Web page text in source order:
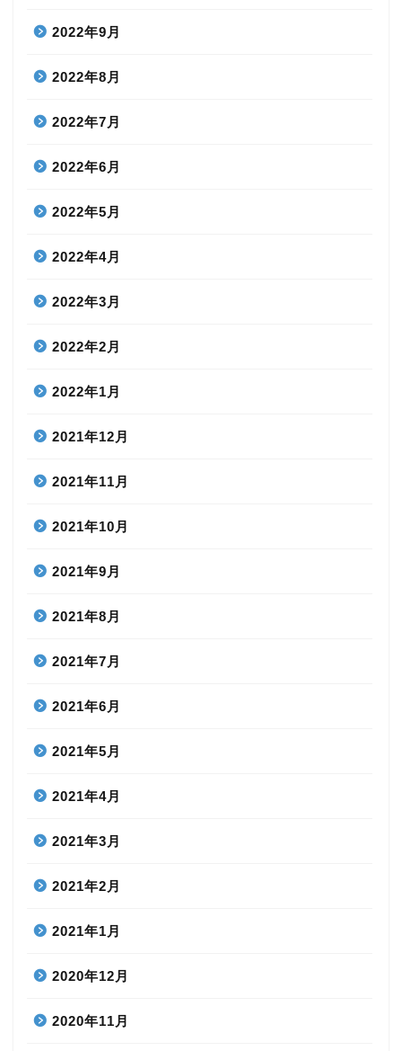
2022年9月
2022年8月
2022年7月
2022年6月
2022年5月
2022年4月
2022年3月
2022年2月
2022年1月
2021年12月
2021年11月
2021年10月
2021年9月
2021年8月
2021年7月
2021年6月
2021年5月
2021年4月
2021年3月
2021年2月
2021年1月
2020年12月
2020年11月